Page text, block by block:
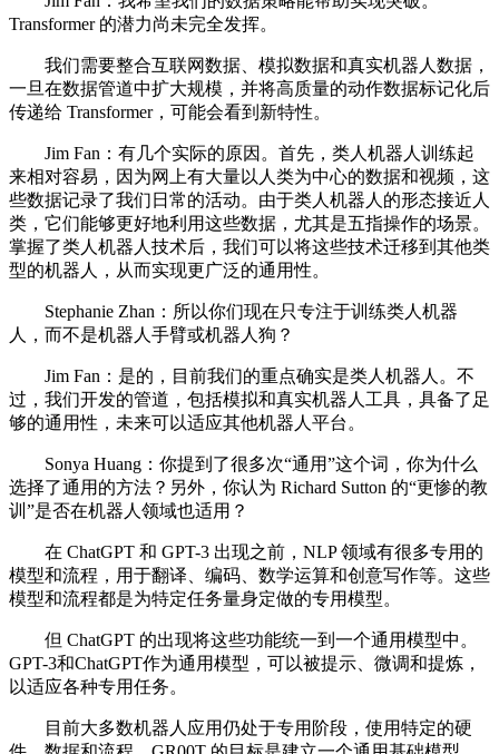
Transformer 的潜力尚未完全发挥。
我们需要整合互联网数据、模拟数据和真实机器人数据，
一旦在数据管道中扩大规模，并将高质量的动作数据标记化后
传递给 Transformer，可能会看到新特性。
Jim Fan：有几个实际的原因。首先，类人机器人训练起
来相对容易，因为网上有大量以人类为中心的数据和视频，这
些数据记录了我们日常的活动。由于类人机器人的形态接近人
类，它们能够更好地利用这些数据，尤其是五指操作的场景。
掌握了类人机器人技术后，我们可以将这些技术迁移到其他类
型的机器人，从而实现更广泛的通用性。
Stephanie Zhan：所以你们现在只专注于训练类人机器
人，而不是机器人手臂或机器人狗？
Jim Fan：是的，目前我们的重点确实是类人机器人。不
过，我们开发的管道，包括模拟和真实机器人工具，具备了足
够的通用性，未来可以适应其他机器人平台。
Sonya Huang：你提到了很多次“通用”这个词，你为什么
选择了通用的方法？另外，你认为 Richard Sutton 的“更惨的教
训”是否在机器人领域也适用？
在 ChatGPT 和 GPT-3 出现之前，NLP 领域有很多专用的
模型和流程，用于翻译、编码、数学运算和创意写作等。这些
模型和流程都是为特定任务量身定做的专用模型。
但 ChatGPT 的出现将这些功能统一到一个通用模型中。
GPT-3和ChatGPT作为通用模型，可以被提示、微调和提炼，
以适应各种专用任务。
目前大多数机器人应用仍处于专用阶段，使用特定的硬